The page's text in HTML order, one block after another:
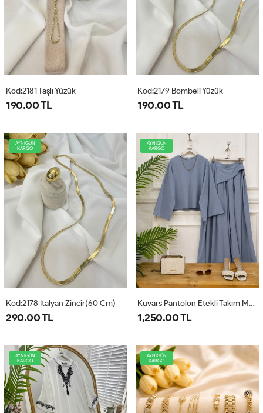
Kod:2181 Taşlı Yüzük
190.00 TL
Kod:2179 Bombeli Yüzük
190.00 TL
AYNIGÜN
KARGO
Kod:2178 İtalyan Zincir(60 Cm)
290.00 TL
AYNIGÜN
KARGO
Kuvars Pantolon Etekli Takım Mavi
1,250.00 TL
AYNIGÜN
KARGO
AYNIGÜN
KARGO